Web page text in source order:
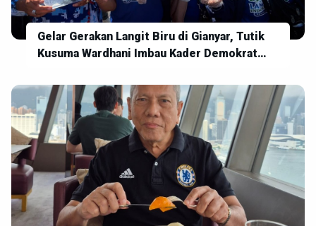
Gelar Gerakan Langit Biru di Gianyar, Tutik
Kusuma Wardhani Imbau Kader Demokrat